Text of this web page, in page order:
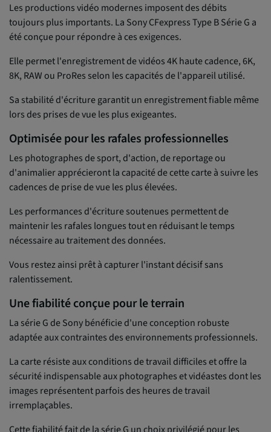
Les productions vidéo modernes imposent des débits
toujours plus importants. La Sony CFexpress Type B Série G a
été conçue pour répondre à ces exigences.
Elle permet l'enregistrement de vidéos 4K haute cadence, 6K,
8K, RAW ou ProRes selon les capacités de l'appareil utilisé.
Sa stabilité d'écriture garantit un enregistrement fiable même
lors des prises de vue les plus exigeantes.
Optimisée pour les rafales professionnelles
Les photographes de sport, d'action, de reportage ou
d'animalier apprécieront la capacité de cette carte à suivre les
cadences de prise de vue les plus élevées.
Les performances d'écriture soutenues permettent de
maintenir les rafales longues tout en réduisant le temps
nécessaire au traitement des données.
Vous restez ainsi prêt à capturer l'instant décisif sans
ralentissement.
Une fiabilité conçue pour le terrain
La série G de Sony bénéficie d'une conception robuste
adaptée aux contraintes des environnements professionnels.
La carte résiste aux conditions de travail difficiles et offre la
sécurité indispensable aux photographes et vidéastes dont les
images représentent parfois des heures de travail
irremplaçables.